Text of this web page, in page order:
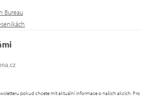
Bureau
pokud chcete mít aktuální informace o našich akcích. Pro